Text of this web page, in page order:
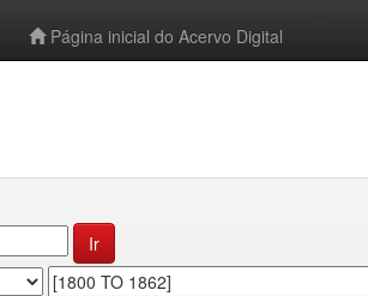
Página inicial do Acervo Digital